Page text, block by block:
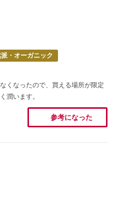
・オーガニック
くなったので、買える場所が限定
潤います。
参考になった